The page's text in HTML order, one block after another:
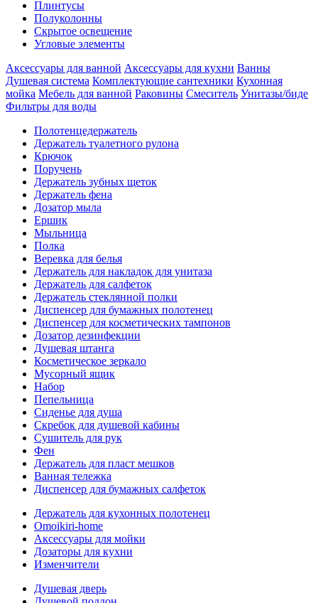
Плинтусы
Полуколонны
Скрытое освещение
Угловые элементы
Аксессуары для ванной Аксессуары для кухни Ванны
Душевая система Комплектующие сантехники Кухонная
мойка Мебель для ванной Раковины Смеситель Унитазы/биде
Фильтры для воды
Полотенцедержатель
Держатель туалетного рулона
Крючок
Поручень
Держатель зубных щеток
Держатель фена
Дозатор мыла
Eршик
Мыльница
Полка
Веревка для белья
Держатель для накладок для унитаза
Держатель для салфеток
Держатель стеклянной полки
Диспенсер для бумажных полотенец
Диспенсер для косметических тампонов
Дозатор дезинфекции
Душевая штанга
Косметическое зеркало
Мусорный ящик
Набор
Пепельница
Сиденье для душа
Скребок для душевой кабины
Сушитель для рук
Фен
Держатель для пласт мешков
Ванная тележка
Диспенсер для бумажных салфеток
Держатель для кухонных полотенец
Omoikiri-home
Аксессуары для мойки
Дозаторы для кухни
Изменчители
Душевая дверь